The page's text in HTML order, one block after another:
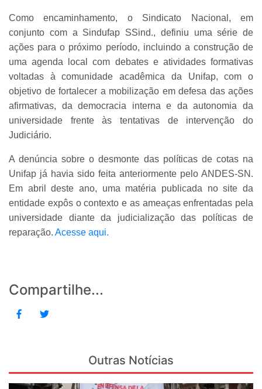
Como encaminhamento, o Sindicato Nacional, em
conjunto com a Sindufap SSind., definiu uma série de
ações para o próximo período, incluindo a construção de
uma agenda local com debates e atividades formativas
voltadas à comunidade acadêmica da Unifap, com o
objetivo de fortalecer a mobilização em defesa das ações
afirmativas, da democracia interna e da autonomia da
universidade frente às tentativas de intervenção do
Judiciário.
A denúncia sobre o desmonte das políticas de cotas na
Unifap já havia sido feita anteriormente pelo ANDES-SN.
Em abril deste ano, uma matéria publicada no site da
entidade expôs o contexto e as ameaças enfrentadas pela
universidade diante da judicialização das políticas de
reparação. Acesse aqui.
Compartilhe...
Outras Notícias